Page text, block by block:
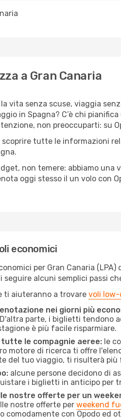
a Gran Canaria
la vita senza scuse, viaggia
in Spagna? C’è chi
non preoccuparti: su
tutte le informazioni
non temere: abbiamo
oggi stesso il un volo con
economici
per Gran Canaria
alcuni semplici passi
ti aiuteranno a trovare voli
nei giorni più
parte, i biglietti tendono
è più facile risparmiare.
le compagnie aeree: le
motore di ricerca ti offre
del tuo viaggio, ti risulterà
alcune persone decidono di
i biglietti in anticipo per
nostre offerte per un
nostre offerte per weekend
comodamente con Opodo ed